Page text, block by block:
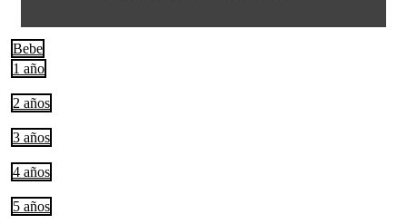
Bebe
1 año
2 años
3 años
4 años
5 años